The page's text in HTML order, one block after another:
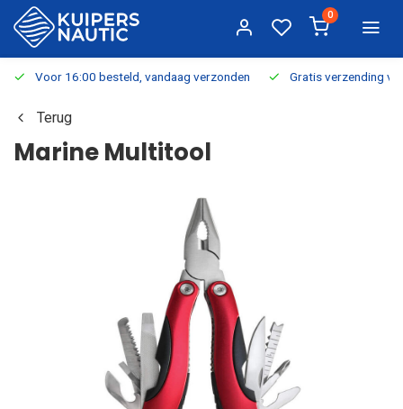
0
Voor 16:00 besteld, vandaag verzonden Gratis verzending
Terug
Marine Multitool